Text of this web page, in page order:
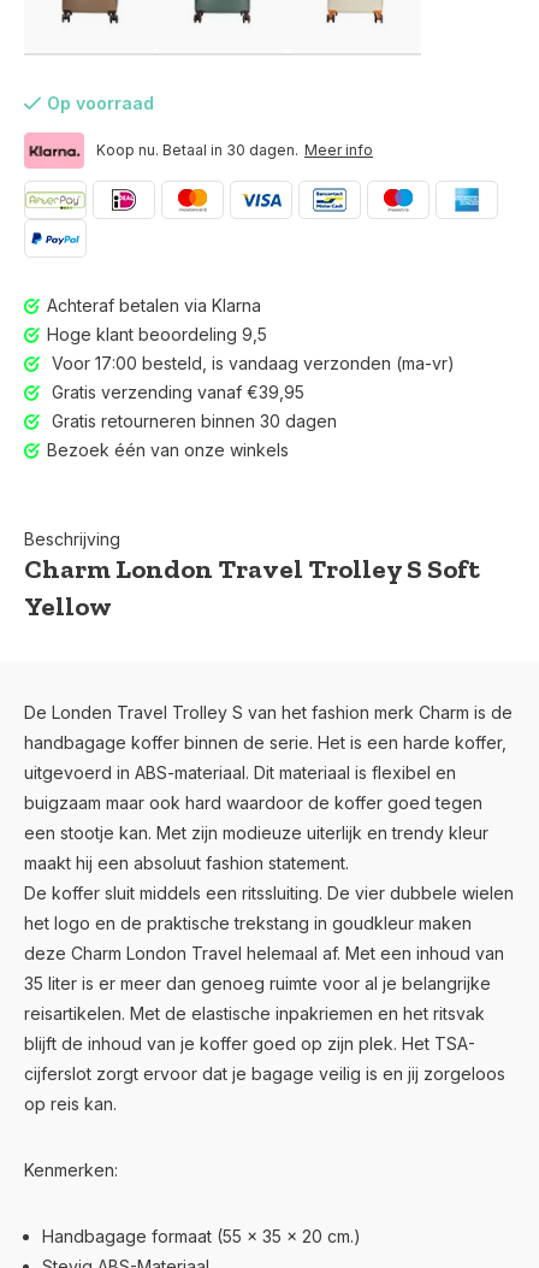
Voor 17:00 besteld, is vandaag verzonden (ma-vr)
Op voorraad
Koop nu. Betaal in 30 dagen. Meer info
Achteraf betalen via Klarna
Hoge klant beoordeling 9,5
Voor 17:00 besteld, is vandaag verzonden (ma-vr)
Gratis verzending vanaf €39,95
Gratis retourneren binnen 30 dagen
Bezoek één van onze winkels
Beschrijving
Charm London Travel Trolley S Soft
Yellow
De Londen Travel Trolley S van het fashion merk Charm is de
handbagage koffer binnen de serie. Het is een harde koffer,
uitgevoerd in ABS-materiaal. Dit materiaal is flexibel en
buigzaam maar ook hard waardoor de koffer goed tegen
een stootje kan. Met zijn modieuze uiterlijk en trendy kleur
maakt hij een absoluut fashion statement.
De koffer sluit middels een ritssluiting. De vier dubbele wielen
het logo en de praktische trekstang in goudkleur maken
deze Charm London Travel helemaal af. Met een inhoud van
35 liter is er meer dan genoeg ruimte voor al je belangrijke
reisartikelen. Met de elastische inpakriemen en het ritsvak
blijft de inhoud van je koffer goed op zijn plek. Het TSA-
cijferslot zorgt ervoor dat je bagage veilig is en jij zorgeloos
op reis kan.
Kenmerken:
Handbagage formaat (55 x 35 x 20 cm.)